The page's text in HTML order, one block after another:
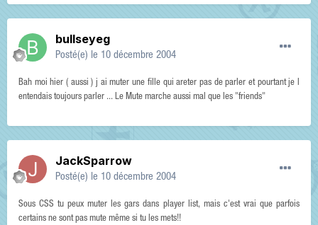
bullseyeg
Posté(e) le 10 décembre 2004
Bah moi hier ( aussi ) j ai muter une fille qui areter pas de parler et pourtant je l
entendais toujours parler ... Le Mute marche aussi mal que les "friends"
JackSparrow
Posté(e) le 10 décembre 2004
Sous CSS tu peux muter les gars dans player list, mais c'est vrai que parfois
certains ne sont pas mute même si tu les mets!!